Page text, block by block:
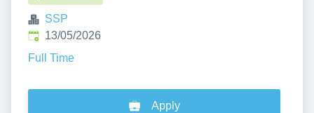
SSP
Published:
13/05/2026
Full Time
Apply